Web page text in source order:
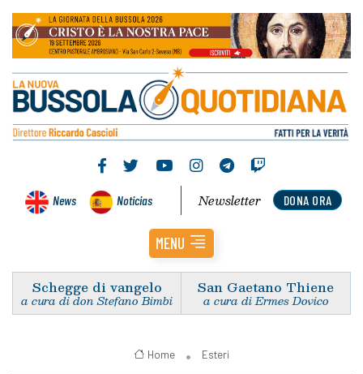
News Noticias DONA ORA
Newsletter
MENU
Schegge di vangelo
a cura di don Stefano Bimbi
San Gaetano Thiene
a cura di Ermes Dovico
Home Esteri